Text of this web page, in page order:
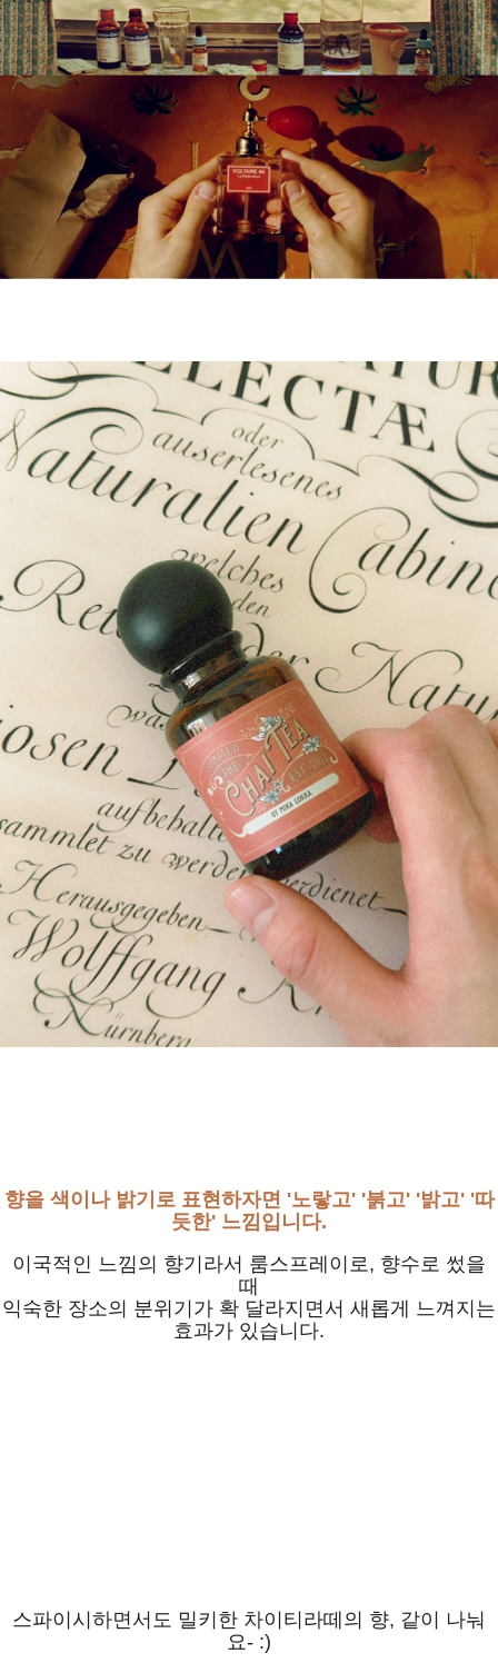
향을 색이나 밝기로 표현하자면 '노랗고' '붉고' '밝고' '따
듯한' 느낌입니다.
이국적인 느낌의 향기라서 룸스프레이로, 향수로 썼을
때
익숙한 장소의 분위기가 확 달라지면서 새롭게 느껴지는
효과가 있습니다.
스파이시하면서도 밀키한 차이티라떼의 향, 같이 나눠
요- :)